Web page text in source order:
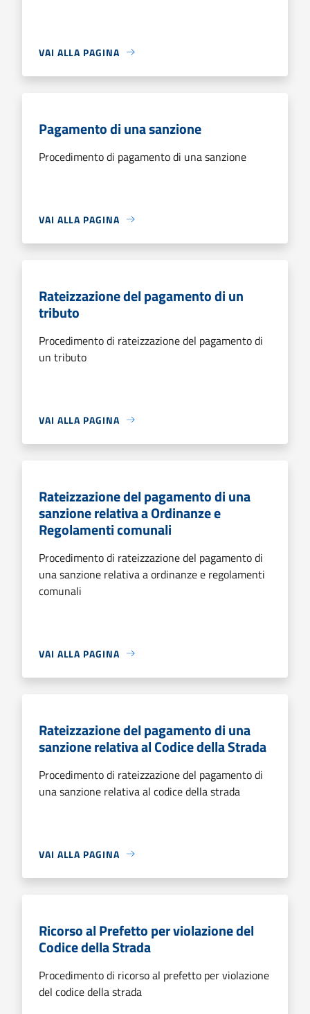
VAI ALLA PAGINA
Pagamento di una sanzione
Procedimento di pagamento di una sanzione
VAI ALLA PAGINA
Rateizzazione del pagamento di un
tributo
Procedimento di rateizzazione del pagamento di
un tributo
VAI ALLA PAGINA
Rateizzazione del pagamento di una
sanzione relativa a Ordinanze e
Regolamenti comunali
Procedimento di rateizzazione del pagamento di
una sanzione relativa a ordinanze e regolamenti
comunali
VAI ALLA PAGINA
Rateizzazione del pagamento di una
sanzione relativa al Codice della Strada
Procedimento di rateizzazione del pagamento di
una sanzione relativa al codice della strada
VAI ALLA PAGINA
Ricorso al Prefetto per violazione del
Codice della Strada
Procedimento di ricorso al prefetto per violazione
del codice della strada